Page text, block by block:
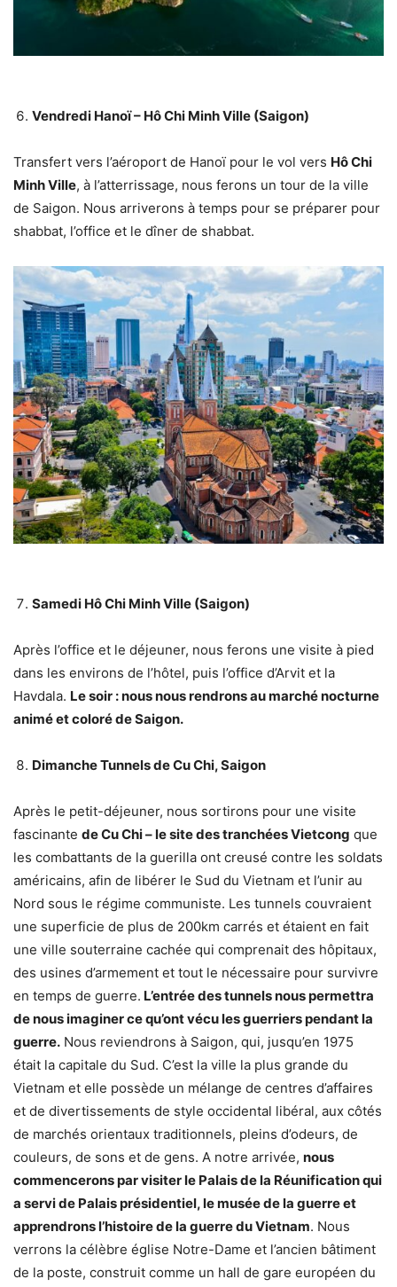
Vendredi Hanoï – Hô Chi Minh Ville (Saigon)
Transfert vers l’aéroport de Hanoï pour le vol vers Hô Chi
Minh Ville, à l’atterrissage, nous ferons un tour de la ville
de Saigon. Nous arriverons à temps pour se préparer pour
shabbat, l’office et le dîner de shabbat.
Samedi Hô Chi Minh Ville (Saigon)
Après l’office et le déjeuner, nous ferons une visite à pied
dans les environs de l’hôtel, puis l’office d’Arvit et la
Havdala. Le soir : nous nous rendrons au marché nocturne
animé et coloré de Saigon.
DimancheTunnels de Cu Chi, Saigon
Après le petit-déjeuner, nous sortirons pour une visite
fascinante de Cu Chi – le site des tranchées Vietcong que
les combattants de la guerilla ont creusé contre les soldats
américains, afin de libérer le Sud du Vietnam et l’unir au
Nord sous le régime communiste. Les tunnels couvraient
une superficie de plus de 200km carrés et étaient en fait
une ville souterraine cachée qui comprenait des hôpitaux,
des usines d’armement et tout le nécessaire pour survivre
en temps de guerre. L’entrée des tunnels nous permettra
de nous imaginer ce qu’ont vécu les guerriers pendant la
guerre. Nous reviendrons à Saigon, qui, jusqu’en 1975
était la capitale du Sud. C’est la ville la plus grande du
Vietnam et elle possède un mélange de centres d’affaires
et de divertissements de style occidental libéral, aux côtés
de marchés orientaux traditionnels, pleins d’odeurs, de
couleurs, de sons et de gens. A notre arrivée, nous
commencerons par visiter le Palais de la Réunification qui
a servi de Palais présidentiel, le musée de la guerre et
apprendrons l’histoire de la guerre du Vietnam. Nous
verrons la célèbre église Notre-Dame et l’ancien bâtiment
de la poste, construit comme un hall de gare européen du